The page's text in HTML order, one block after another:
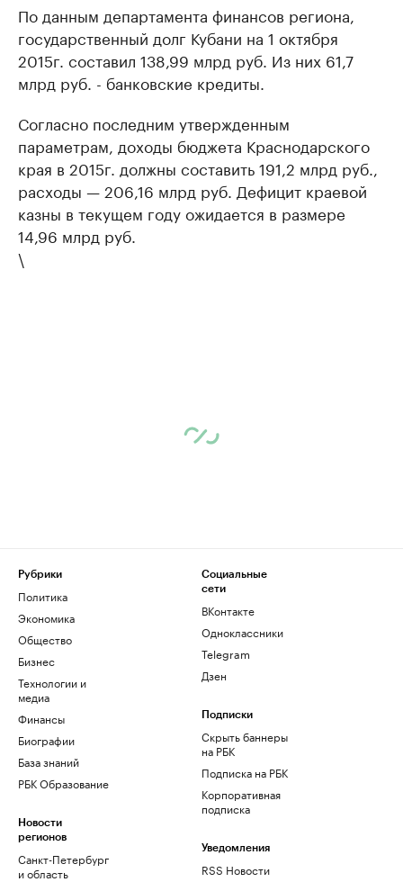
По данным департамента финансов региона,
государственный долг Кубани на 1 октября
2015г. составил 138,99 млрд руб. Из них 61,7
млрд руб. - банковские кредиты.
Согласно последним утвержденным
параметрам, доходы бюджета Краснодарского
края в 2015г. должны составить 191,2 млрд руб.,
расходы — 206,16 млрд руб. Дефицит краевой
казны в текущем году ожидается в размере
14,96 млрд руб.
\
Рубрики
Политика
Экономика
Общество
Бизнес
Технологии и
медиа
Финансы
Биографии
База знаний
РБК Образование
Новости
регионов
Санкт-Петербург
и область
Социальные
сети
ВКонтакте
Одноклассники
Telegram
Дзен
Подписки
Скрыть баннеры
на РБК
Подписка на РБК
Корпоративная
подписка
Уведомления
RSS Новости